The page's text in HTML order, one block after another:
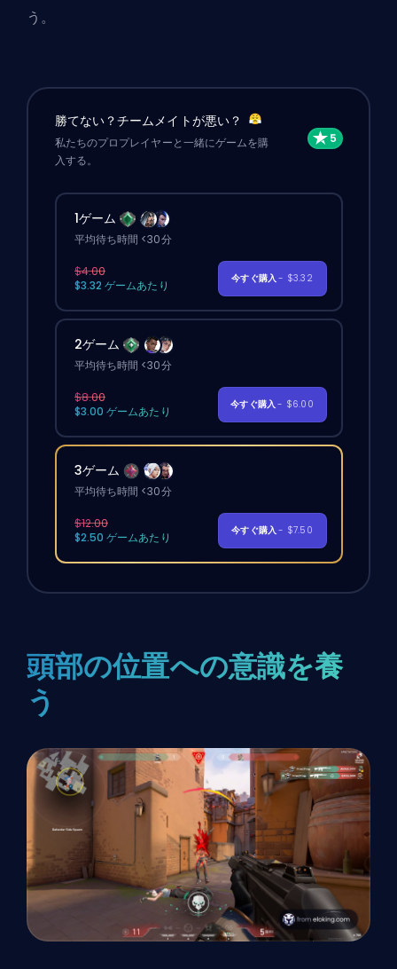
う。
勝てない？チームメイトが悪い？
私たちのプロプレイヤーと一緒にゲームを購
入する。
1ゲーム
平均待ち時間 <30分
$4.00
$3.32 ゲームあたり
今すぐ購入- $3.32
2ゲーム
平均待ち時間 <30分
$8.00
$3.00 ゲームあたり
今すぐ購入- $6.00
3ゲーム
平均待ち時間 <30分
$12.00
$2.50 ゲームあたり
今すぐ購入- $7.50
頭部の位置への意識を養
う